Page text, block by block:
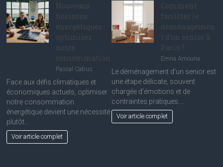
Nouveaux
horizons
énergétiques :
optimiser
notre
consommation
Pascal Cabus
Face aux défis climatiques et
économiques actuels, optimiser
notre consommation
énergétique devient une nécessité
plutôt…
Voir article complet
Comment
faciliter le
déménagemen
t d’un senior à
Paris ?
Emna Amouna
Le déménagement d’un senior est
une étape délicate, souvent
chargée d’émotions et de
contraintes pratiques.…
Voir article complet